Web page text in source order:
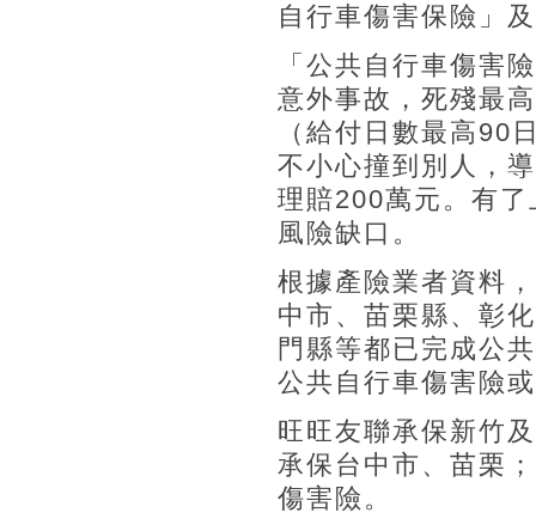
自行車傷害保險」
「公共自行車傷害
意外事故，死殘最
（給付日數最高90
不小心撞到別人，
理賠200萬元。有
風險缺口。
根據產險業者資料
中市、苗栗縣、彰
門縣等都已完成公
公共自行車傷害險
旺旺友聯承保新竹
承保台中市、苗栗
傷害險。